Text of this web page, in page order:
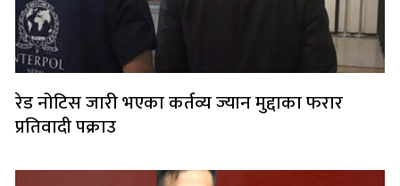
रेड नोटिस जारी भएका कर्तव्य ज्यान मुद्दाका फरार
प्रतिवादी पक्राउ